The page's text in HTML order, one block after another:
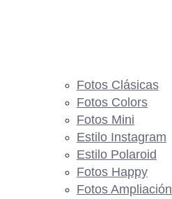
Fotos Clásicas
Fotos Colors
Fotos Mini
Estilo Instagram
Estilo Polaroid
Fotos Happy
Fotos Ampliación